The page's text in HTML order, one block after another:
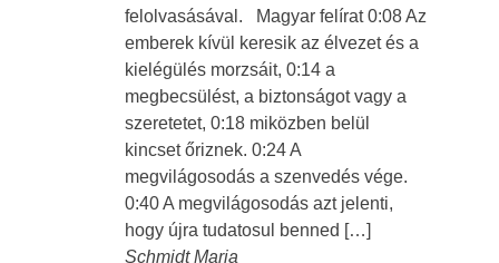
felolvasásával. Magyar felírat 0:08 Az
emberek kívül keresik az élvezet és a
kielégülés morzsáit, 0:14 a
megbecsülést, a biztonságot vagy a
szeretetet, 0:18 miközben belül
kincset őriznek. 0:24 A
megvilágosodás a szenvedés vége.
0:40 A megvilágosodás azt jelenti,
hogy újra tudatosul benned […]
Schmidt Maria